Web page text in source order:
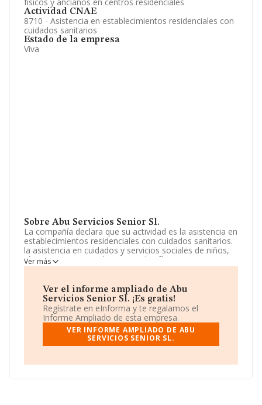
Actividad CNAE
8710 - Asistencia en establecimientos residenciales con
cuidados sanitarios
Estado de la empresa
Viva
Sobre Abu Servicios Senior Sl.
La compañía declara que su actividad es la asistencia en
establecimientos residenciales con cuidados sanitarios.
la asistencia en cuidados y servicios sociales de niños,
jóvenes y personas discapacitadas físicamente y
especialmente a personas mayores en centros
Sociedad Limitada. Su CNAE corresponde a 8710 con
código 'Asistencia en establecimientos residenciales con
cuidados sanitarios'. No realiza actividad de importación
y/o exportación.
La empresa españolaAbu Servicios Senior S.L
CIF B19366863, está situada en Calle San Miguel núm.
Andalucía.
Ver más
Ver el informe ampliado de Abu
Servicios Senior Sl. ¡Es gratis!
Regístrate en eInforma y te regalamos el
Informe Ampliado de esta empresa.
VER INFORME AMPLIADO DE ABU
SERVICIOS SENIOR SL.